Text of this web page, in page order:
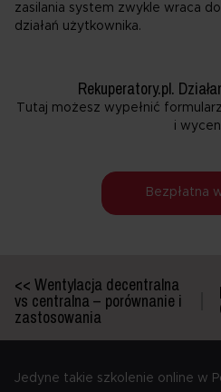
zasilania system zwykle wraca
działań użytkownika.
Rekuperatory.pl.
Tutaj możesz wypełnić
i
Bezpłatna
<< Wentylacja decentralna
vs centralna – porównanie i
zastosowania
Jedyne takie szkolenie online w